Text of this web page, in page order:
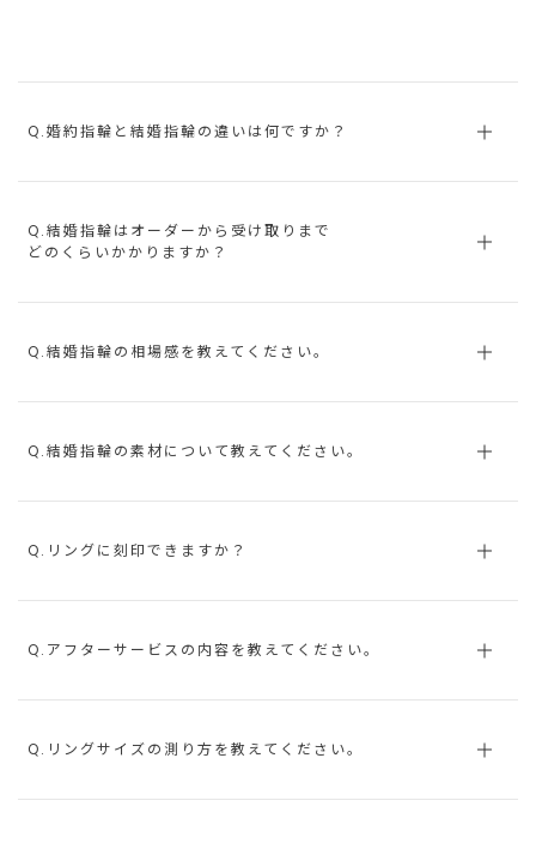
Q.婚約指輪と結婚指輪の違いは何ですか？
Q.結婚指輪はオーダーから受け取りまで
どのくらいかかりますか？
Q.結婚指輪の相場感を教えてください。
Q.結婚指輪の素材について教えてください。
Q.リングに刻印できますか？
Q.アフターサービスの内容を教えてください。
Q.リングサイズの測り方を教えてください。